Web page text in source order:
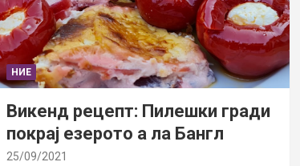
НИЕ
Викенд рецепт: Пилешки гради
покрај езерото а ла Бангл
25/09/2021